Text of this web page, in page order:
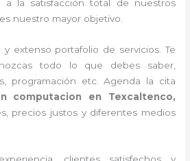
a la satisfacción total de nuestros
nuestro mayor objetivo.
extenso portafolio de servicios. Te
todo lo que debes saber,
programación etc. Agenda la cita
computacion en Texcaltenco,
precios justos y diferentes medios
clientes satisfechos y